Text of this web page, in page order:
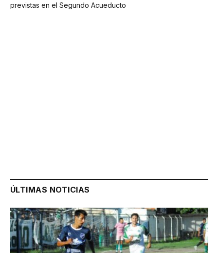
previstas en el Segundo Acueducto
ÚLTIMAS NOTICIAS